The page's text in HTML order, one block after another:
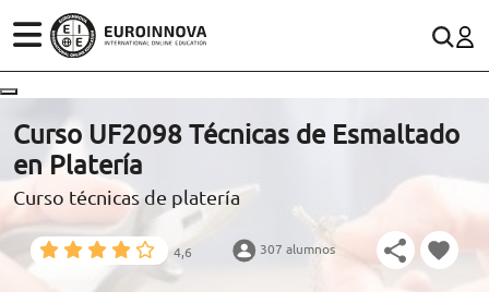
ÁREAS
ESTUDIOS
CONOCE EUROINNOVA
(+34)958 050 200
900 831 200
formacion@euroinnova.com
Curso UF2098 Técnicas de Esmaltado
en Platería
Curso técnicas de platería
4,6 307 alumnos